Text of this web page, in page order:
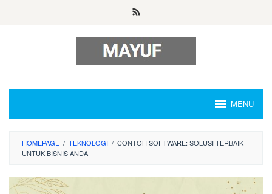
MENU
HOMEPAGE / TEKNOLOGI / CONTOH SOFTWARE: SOLUSI TERBAIK
UNTUK BISNIS ANDA